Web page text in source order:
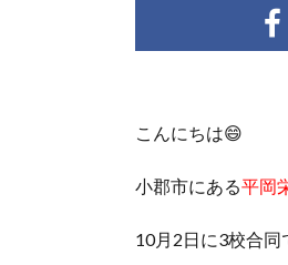
こんにちは😄
小郡市にある平岡
10月2日に3校合同